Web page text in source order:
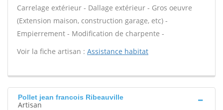
Carrelage extérieur - Dallage extérieur - Gros oeuvre
(Extension maison, construction garage, etc) -
Empierrement - Modification de charpente -
Voir la fiche artisan : Assistance habitat
Pollet jean francois Ribeauville
Artisan